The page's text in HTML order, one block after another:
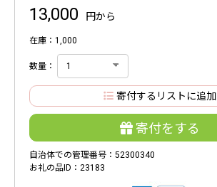
13,000 円から
在庫：1,000
数量：
寄付するリストに追加
寄付をする
自治体での管理番号：52300340
お礼の品ID：23183